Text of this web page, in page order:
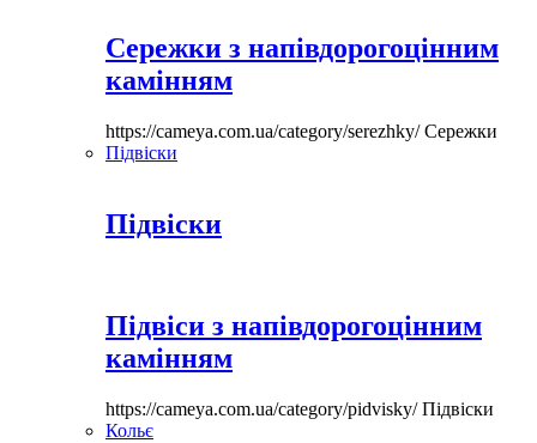
Сережки з напівдорогоцінним
камінням
https://cameya.com.ua/category/serezhky/Сережки
Підвіски
Підвіски
Підвіси з напівдорогоцінним
камінням
https://cameya.com.ua/category/pidvisky/Підвіски
Кольє